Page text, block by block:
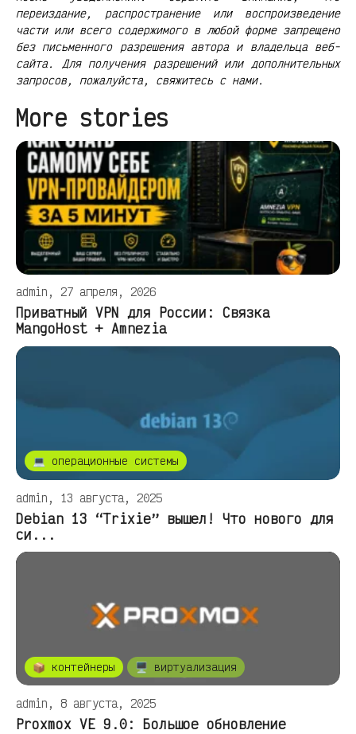
переиздание, распространение или воспроизведение
части или всего содержимого в любой форме запрещено
без письменного разрешения автора и владельца веб-
сайта. Для получения разрешений или дополнительных
запросов, пожалуйста, свяжитесь с нами.
More stories
admin, 27 апреля, 2026
Приватный VPN для России: Связка
MangoHost + Amnezia
💻 операционные системы
admin, 13 августа, 2025
Debian 13 “Trixie” вышел! Что нового для
си...
📦 контейнеры 🖥️ виртуализация
admin, 8 августа, 2025
Proxmox VE 9.0: Большое обновление